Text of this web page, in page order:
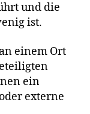
und die
ist.
einem Ort
ein
externe